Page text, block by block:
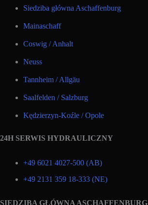
Siedziba główna Aschaffenburg
Mainaschaff
Coswig / Anhalt
Neuss
Tannheim / Allgäu
Saalfelden / Salzburg
Kędzierzyn-Koźle / Opole
24H SERWIS HYDRAULICZNY
+49 6021 4027-500 (AB)
+49 2131 359 18-333 (NE)
SIEDZIBA GŁÓWNA ASCHAFFENBURG